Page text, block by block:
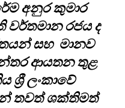
අනුර කුමාර
වර්තමාන රජය ද
සහ මානව
ආයතන තුළ
ලංකාවේ
තවත් ශක්තිමත්